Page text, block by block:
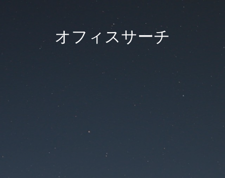
オフィスサーチ